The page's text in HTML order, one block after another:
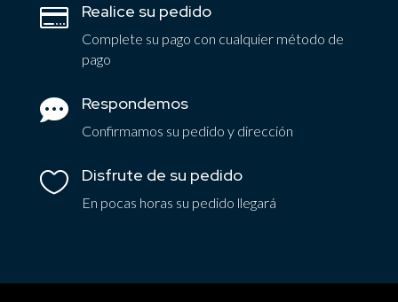
 Realice su pedido
Complete su pago con cualquier método de
pago
 Respondemos
Confirmamos su pedido y dirección
 Disfrute de su pedido
En pocas horas su pedido llegará